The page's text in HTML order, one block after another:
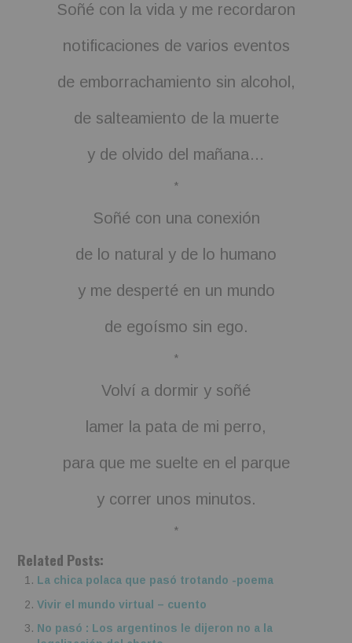
Soñé con la vida y me recordaron
notificaciones de varios eventos
de emborrachamiento sin alcohol,
de salteamiento de la muerte
y de olvido del mañana…
*
Soñé con una conexión
de lo natural y de lo humano
y me desperté en un mundo
de egoísmo sin ego.
*
Volví a dormir y soñé
lamer la pata de mi perro,
para que me suelte en el parque
y correr unos minutos.
*
Related Posts:
La chica polaca que pasó trotando -poema
Vivir el mundo virtual – cuento
No pasó : Los argentinos le dijeron no a la